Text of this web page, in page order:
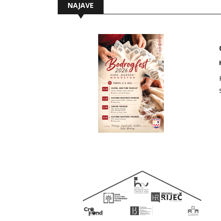
NAJAVE